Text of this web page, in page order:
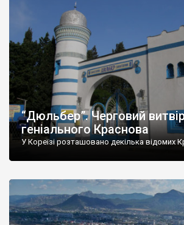
“Дюльбер”. Черговий
геніального Краснова
У Кореїзі розташовано декілька відомих